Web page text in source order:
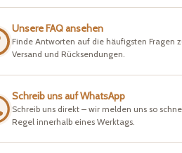
Unsere FAQ ansehen
Finde Antworten auf die häufigsten Fragen
Versand und Rücksendungen.
Schreib uns auf WhatsApp
Schreib uns direkt – wir melden uns so
Regel innerhalb eines Werktags.